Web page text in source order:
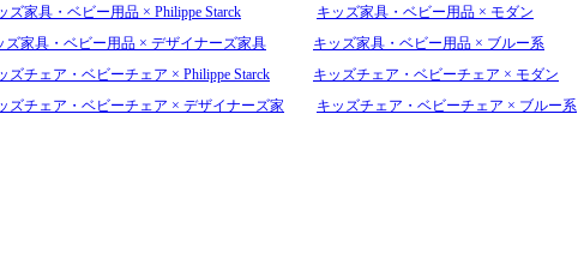
ズ家具・ベビー用品 × Philippe Starck
キッズ家具・ベビー用品 × モダン
ズ家具・ベビー用品 × デザイナーズ家具
キッズ家具・ベビー用品 × ブルー系
ズチェア・ベビーチェア × Philippe Starck
キッズチェア・ベビーチェア × モダン
ズチェア・ベビーチェア × デザイナーズ家
キッズチェア・ベビーチェア × ブルー系